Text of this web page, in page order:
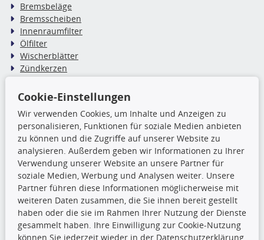
Bremsbeläge
Bremsscheiben
Innenraumfilter
Ölfilter
Wischerblätter
Zündkerzen
TecDoc Inside
Die hier angezeigten Daten,
insbesondere die gesamte Datenbank,
dürfen nicht kopiert werden. Es ist zu
unterlassen, die Daten oder die gesamte Datenbank ohne
vorherige Zustimmung TecDocs zu vervielfältigen, zu
verbreiten und/oder diese Handlungen durch Dritte ausführen
zu lassen. Ein Zuwiderhandeln stellt eine
Urheberrechtsverletzung dar und wird verfolgt.
Cookie-Einstellungen
Wir verwenden Cookies, um Inhalte und Anzeigen zu
personalisieren, Funktionen für soziale Medien anbieten
zu können und die Zugriffe auf unserer Website zu
analysieren. Außerdem geben wir Informationen zu Ihrer
Verwendung unserer Website an unsere Partner für
soziale Medien, Werbung und Analysen weiter. Unsere
Partner führen diese Informationen möglicherweise mit
weiteren Daten zusammen, die Sie ihnen bereit gestellt
haben oder die sie im Rahmen Ihrer Nutzung der Dienste
gesammelt haben. Ihre Einwilligung zur Cookie-Nutzung
können Sie jederzeit wieder in der Datenschutzerklärung